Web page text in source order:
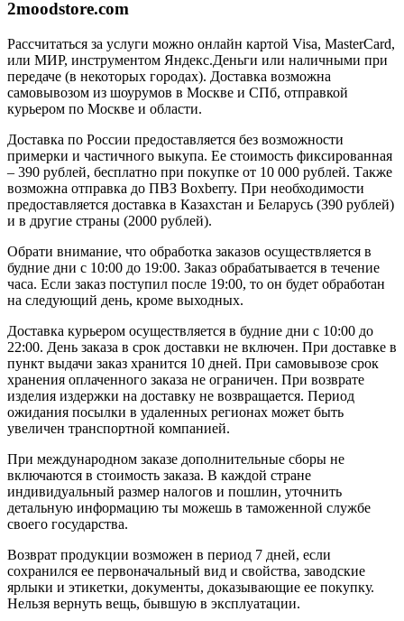
2moodstore.com
Рассчитаться за услуги можно онлайн картой Visa, MasterCard,
или МИР, инструментом Яндекс.Деньги или наличными при
передаче (в некоторых городах). Доставка возможна
самовывозом из шоурумов в Москве и СПб, отправкой
курьером по Москве и области.
Доставка по России предоставляется без возможности
примерки и частичного выкупа. Ее стоимость фиксированная
– 390 рублей, бесплатно при покупке от 10 000 рублей. Также
возможна отправка до ПВЗ Boxberry. При необходимости
предоставляется доставка в Казахстан и Беларусь (390 рублей)
и в другие страны (2000 рублей).
Обрати внимание, что обработка заказов осуществляется в
будние дни с 10:00 до 19:00. Заказ обрабатывается в течение
часа. Если заказ поступил после 19:00, то он будет обработан
на следующий день, кроме выходных.
Доставка курьером осуществляется в будние дни с 10:00 до
22:00. День заказа в срок доставки не включен. При доставке в
пункт выдачи заказ хранится 10 дней. При самовывозе срок
хранения оплаченного заказа не ограничен. При возврате
изделия издержки на доставку не возвращается. Период
ожидания посылки в удаленных регионах может быть
увеличен транспортной компанией.
При международном заказе дополнительные сборы не
включаются в стоимость заказа. В каждой стране
индивидуальный размер налогов и пошлин, уточнить
детальную информацию ты можешь в таможенной службе
своего государства.
Возврат продукции возможен в период 7 дней, если
сохранился ее первоначальный вид и свойства, заводские
ярлыки и этикетки, документы, доказывающие ее покупку.
Нельзя вернуть вещь, бывшую в эксплуатации.